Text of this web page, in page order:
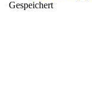
Gespeichert